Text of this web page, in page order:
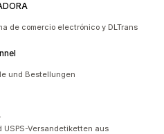
de comercio electrónico y DLTrans
und Bestellungen
USPS-Versandetiketten aus